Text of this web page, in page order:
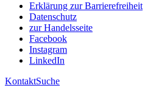
Erklärung zur Barrierefreiheit
Datenschutz
zur Handelsseite
Facebook
Instagram
LinkedIn
KontaktSuche